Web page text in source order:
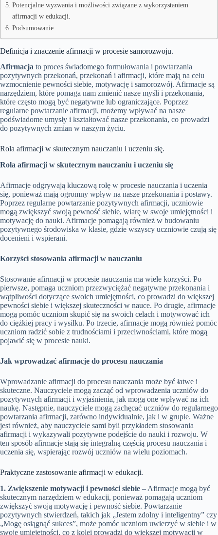
Potencjalne wyzwania i możliwości związane z wykorzystaniem
afirmacji w edukacji.
Podsumowanie
Definicja i znaczenie afirmacji w procesie samorozwoju.
Afirmacja to proces świadomego formułowania i powtarzania
pozytywnych przekonań, przekonań i afirmacji, które mają na celu
wzmocnienie pewności siebie, motywację i samorozwój. Afirmacje są
narzędziem, które pomaga nam zmienić nasze myśli i przekonania,
które często mogą być negatywne lub ograniczające. Poprzez
regularne powtarzanie afirmacji, możemy wpływać na nasze
podświadome umysły i kształtować nasze przekonania, co prowadzi
do pozytywnych zmian w naszym życiu.
Rola afirmacji w skutecznym nauczaniu i uczeniu się.
Rola afirmacji w skutecznym nauczaniu i uczeniu się
Afirmacje odgrywają kluczową rolę w procesie nauczania i uczenia
się, ponieważ mają ogromny wpływ na nasze przekonania i postawy.
Poprzez regularne powtarzanie pozytywnych afirmacji, uczniowie
mogą zwiększyć swoją pewność siebie, wiarę w swoje umiejętności i
motywację do nauki. Afirmacje pomagają również w budowaniu
pozytywnego środowiska w klasie, gdzie wszyscy uczniowie czują się
docenieni i wspierani.
Korzyści stosowania afirmacji w nauczaniu
Stosowanie afirmacji w procesie nauczania ma wiele korzyści. Po
pierwsze, pomaga uczniom przezwyciężać negatywne przekonania i
wątpliwości dotyczące swoich umiejętności, co prowadzi do większej
pewności siebie i większej skuteczności w nauce. Po drugie, afirmacje
mogą pomóc uczniom skupić się na swoich celach i motywować ich
do ciężkiej pracy i wysiłku. Po trzecie, afirmacje mogą również pomóc
uczniom radzić sobie z trudnościami i przeciwnościami, które mogą
pojawić się w procesie nauki.
Jak wprowadzać afirmacje do procesu nauczania
Wprowadzanie afirmacji do procesu nauczania może być łatwe i
skuteczne. Nauczyciele mogą zacząć od wprowadzenia uczniów do
pozytywnych afirmacji i wyjaśnienia, jak mogą one wpływać na ich
naukę. Następnie, nauczyciele mogą zachęcać uczniów do regularnego
powtarzania afirmacji, zarówno indywidualnie, jak i w grupie. Ważne
jest również, aby nauczyciele sami byli przykładem stosowania
afirmacji i wykazywali pozytywne podejście do nauki i rozwoju. W
ten sposób afirmacje stają się integralną częścią procesu nauczania i
uczenia się, wspierając rozwój uczniów na wielu poziomach.
Praktyczne zastosowanie afirmacji w edukacji.
1. Zwiększenie motywacji i pewności siebie – Afirmacje mogą być
skutecznym narzędziem w edukacji, ponieważ pomagają uczniom
zwiększyć swoją motywację i pewność siebie. Powtarzanie
pozytywnych stwierdzeń, takich jak „Jestem zdolny i inteligentny” czy
„Mogę osiągnąć sukces”, może pomóc uczniom uwierzyć w siebie i w
swoje umiejętności, co z kolei prowadzi do większej motywacji w